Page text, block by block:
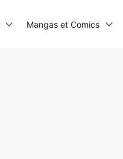
Mangas et Comics